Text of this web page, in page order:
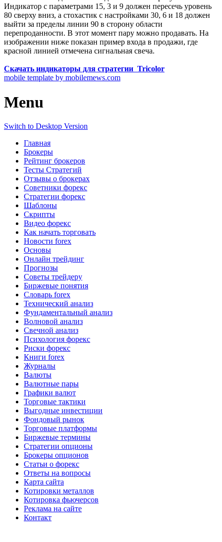
Индикатор с параметрами 15, 3 и 9 должен пересечь уровень
80 сверху вниз, а стохастик с настройками 30, 6 и 18 должен
выйти за пределы линии 90 в сторону области
перепроданности. В этот момент пару можно продавать. На
изображении ниже показан пример входа в продажи, где
красной линией отмечена сигнальная свеча.
Скачать индикаторы для стратегии Tricolor
mobile template by mobilemews.com
Menu
Switch to Desktop Version
Главная
Брокеры
Рейтинг брокеров
Тесты Стратегий
Отзывы о брокерах
Советники форекс
Стратегии форекс
Шаблоны
Скрипты
Видео форекс
Как начать торговать
Новости forex
Основы
Онлайн трейдинг
Прогнозы
Советы трейдеру
Биржевые понятия
Словарь forex
Технический анализ
Фундаментальный анализ
Волновой анализ
Свечной анализ
Психология форекс
Риски форекс
Книги forex
Журналы
Валюты
Валютные пары
Графики валют
Торговые тактики
Выгодные инвестиции
Фондовый рынок
Торговые платформы
Биржевые термины
Стратегии опционы
Брокеры опционов
Статьи о форекс
Ответы на вопросы
Карта сайта
Котировки металлов
Котировка фьючерсов
Реклама на сайте
Контакт